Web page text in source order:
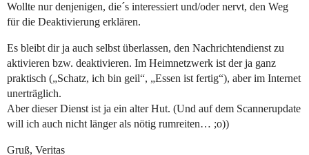
Wollte nur denjenigen, die´s interessiert und/oder nervt, den Weg
für die Deaktivierung erklären.
Es bleibt dir ja auch selbst überlassen, den Nachrichtendienst zu
aktivieren bzw. deaktivieren. Im Heimnetzwerk ist der ja ganz
praktisch („Schatz, ich bin geil“, „Essen ist fertig“), aber im Internet
unerträglich.
Aber dieser Dienst ist ja ein alter Hut. (Und auf dem Scannerupdate
will ich auch nicht länger als nötig rumreiten… ;o))
Gruß, Veritas